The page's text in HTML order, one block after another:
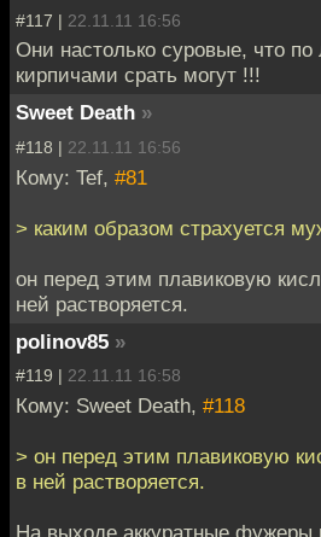
#117 | 22.11.11 16:56
Они настолько суровые, что
кирпичами срать могут !!!
Sweet Death »
#118 | 22.11.11 16:56
Кому: Tef, #81
> каким образом страхуется
он перед этим плавиковую
ней растворяется.
polinov85 »
#119 | 22.11.11 16:58
Кому: Sweet Death, #118
> он перед этим плавиковую
в ней растворяется.
На выходе аккуратные фужеры